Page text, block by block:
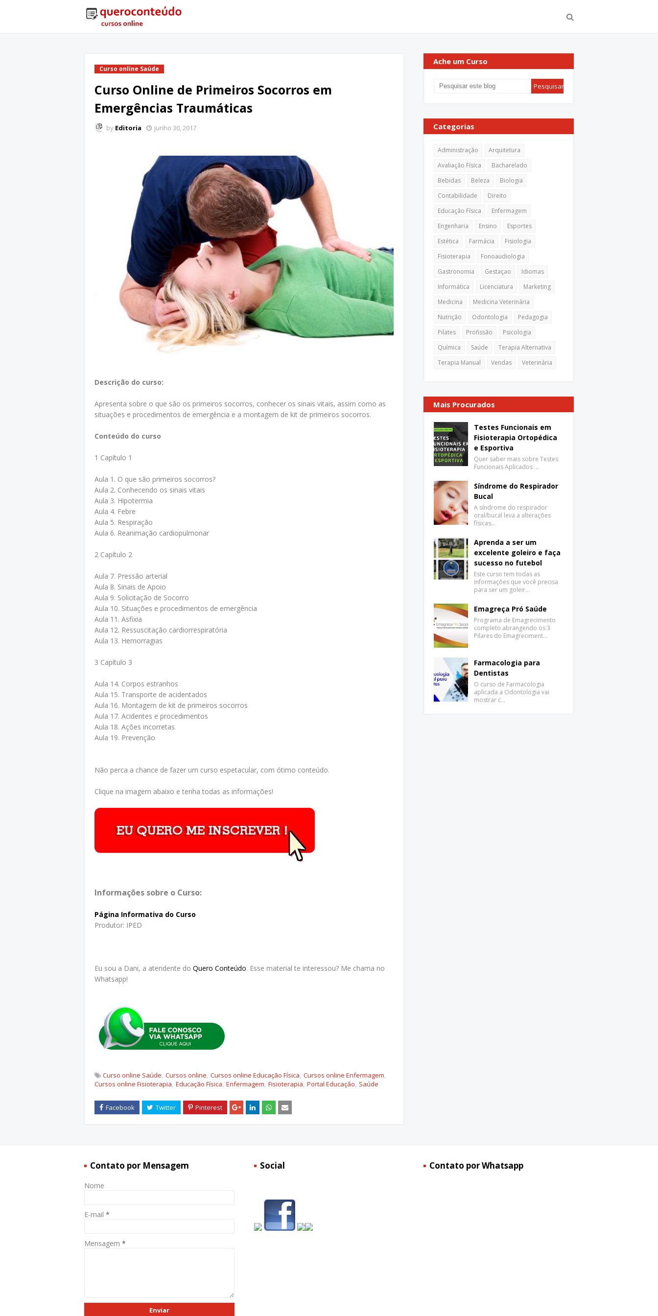
Curso online Saúde
Curso Online de Primeiros Socorros em
Emergências Traumáticas
by Editoria junho 30, 2017
Descrição do curso:
Apresenta sobre o que são os primeiros socorros, conhecer os sinais vitais, assim como as
situações e procedimentos de emergência e a montagem de kit de primeiros socorros.
Conteúdo do curso
1 Capítulo 1
Aula 1. O que são primeiros socorros?
Aula 2. Conhecendo os sinais vitais
Aula 3. Hipotermia
Aula 4. Febre
Aula 5. Respiração
Aula 6. Reanimação cardiopulmonar
2 Capítulo 2
Aula 7. Pressão arterial
Aula 8. Sinais de Apoio
Aula 9. Solicitação de Socorro
Aula 10. Situações e procedimentos de emergência
Aula 11. Asfixia
Aula 12. Ressuscitação cardiorrespiratória
Aula 13. Hemorragias
3 Capítulo 3
Aula 14. Corpos estranhos
Aula 15. Transporte de acidentados
Aula 16. Montagem de kit de primeiros socorros
Aula 17. Acidentes e procedimentos
Aula 18. Ações incorretas
Aula 19. Prevenção
Não perca a chance de fazer um curso espetacular, com ótimo conteúdo.
Clique na imagem abaixo e tenha todas as informações!
Informações sobre o Curso:
Página Informativa do Curso
Produtor: IPED
Eu sou a Dani, a atendente do Quero Conteúdo. Esse material te interessou? Me chama no
Whatsapp!
Curso online Saúde Cursos online Cursos online Educação Física Cursos online Enfermagem
Cursos online Fisioterapia Educação Física Enfermagem Fisioterapia Portal Educação Saúde
Ache um Curso
Categorias
Administração
Arquitetura
Avaliação Física
Bacharelado
Bebidas
Beleza
Biologia
Contabilidade
Direito
Educação Física
Enfermagem
Engenharia
Ensino
Esportes
Estética
Farmácia
Fisiologia
Fisioterapia
Fonoaudiologia
Gastronomia
Gestaçao
Idiomas
Informática
Licenciatura
Marketing
Medicina
Medicina Veterinária
Nutrição
Odontologia
Pedagogia
Pilates
Profissão
Psicologia
Química
Saúde
Terapia Alternativa
Terapia Manual
Vendas Veterinária
Mais Procurados
Testes Funcionais em
Fisioterapia Ortopédica
e Esportiva
Quer saber mais sobre Testes
Funcionais Aplicados …
Síndrome do Respirador
Bucal
A síndrome do respirador
oral/bucal leva a alterações
físicas…
Aprenda a ser um
excelente goleiro e faça
sucesso no futebol
Este curso tem todas as
informações que você precisa
para ser um goleir…
Emagreça Pró Saúde
Programa de Emagrecimento
completo abrangendo os 3
Pilares do Emagreciment…
Farmacologia para
Dentistas
O curso de Farmacologia
aplicada a Odontologia vai
mostrar c…
Contato por Mensagem
Nome
E-mail *
Mensagem *
Social Contato por Whatsapp